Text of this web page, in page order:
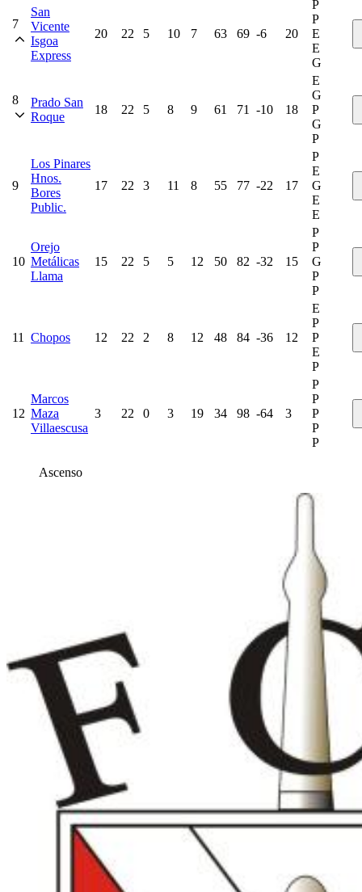
7
San
Vicente
Isgoa
Express
20 22 5 10 7 63 69 -6 20
P
P
E
E
G
8
Prado San
Roque
18 22 5 8 9 61 71 -10 18
E
G
P
G
P
9
Los Pinares
Hnos.
Bores
Public.
17 22 3 11 8 55 77 -22 17
P
E
G
E
E
10
Orejo
Metálicas
Llama
15 22 5 5 12 50 82 -32 15
P
P
G
P
P
11 Chopos 12 22 2 8 12 48 84 -36 12
E
P
P
E
P
12
Marcos
Maza
Villaescusa
3 22 0 3 19 34 98 -64 3
P
P
P
P
P
Ascenso